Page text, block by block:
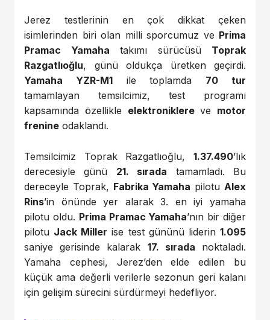
Jerez testlerinin en çok dikkat çeken
isimlerinden biri olan milli sporcumuz ve Prima
Pramac Yamaha takımı sürücüsü Toprak
Razgatlıoğlu, günü oldukça üretken geçirdi.
Yamaha YZR-M1ile toplamda 70 tur
tamamlayan temsilcimiz, test programı
kapsamında özellikle elektroniklereve motor
frenine odaklandı.
Temsilcimiz Toprak Razgatlıoğlu, 1.37.490’lık
derecesiyle günü 21. sırada tamamladı. Bu
dereceyle Toprak, Fabrika Yamaha pilotu Alex
Rins’in önünde yer alarak 3. en iyi yamaha
pilotu oldu. Prima Pramac Yamaha’nın bir diğer
pilotu Jack Miller ise test gününü liderin1.095
saniye gerisinde kalarak 17. sırada noktaladı.
Yamaha cephesi, Jerez’den elde edilen bu
küçük ama değerli verilerle sezonun geri kalanı
için gelişim sürecini sürdürmeyi hedefliyor.